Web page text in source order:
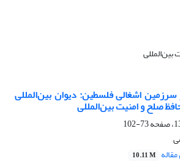
اشغالی‌ فلسطین‌: دیوان‌ بین‌المللی‌
صلح‌ و امنیت‌ بین‌المللی‌
73-102
10.11 M